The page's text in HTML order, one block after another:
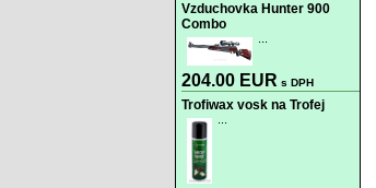
Vzduchovka Hunter 900
Combo
204.00 EUR s DPH
Trofiwax vosk na Trofej